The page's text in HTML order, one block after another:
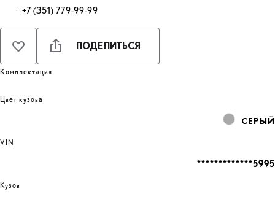
· +7 (351) 779-99-99
ПОДЕЛИТЬСЯ
Комплектация
Цвет кузова
СЕРЫЙ
VIN
*************5995
Кузов